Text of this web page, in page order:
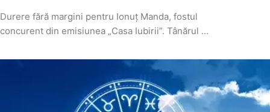
Durere fără margini pentru Ionuț Manda, fostul
concurent din emisiunea „Casa Iubirii”. Tânărul ...